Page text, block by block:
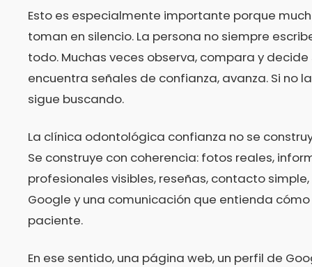
Esto es especialmente importante porque
toman en silencio. La persona no siempre
todo. Muchas veces observa, compara y decide
encuentra señales de confianza, avanza. Si no
sigue buscando.
La clínica odontológica confianza no se
Se construye con coherencia: fotos reales,
profesionales visibles, reseñas, contacto
Google y una comunicación que entienda
paciente.
En ese sentido, una página web, un perfil de